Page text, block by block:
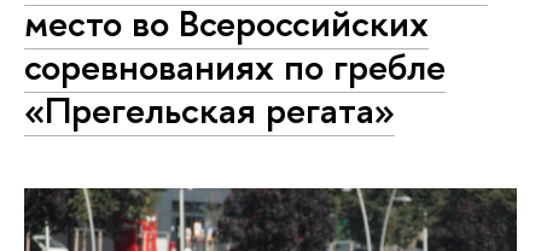
место во Всероссийских
соревнованиях по гребле
«Прегельская регата»